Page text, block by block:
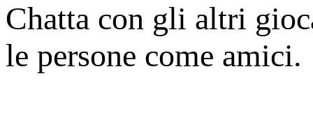
Chatta con gli altri
le persone come amici.